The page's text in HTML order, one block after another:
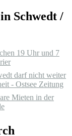
Schwedt /
19 Uhr und 7
darf nicht weiter
- Ostsee Zeitung
Mieten in der